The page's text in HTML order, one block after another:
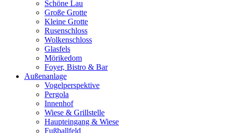
Schöne Lau
Große Grotte
Kleine Grotte
Rusenschloss
Wolkenschloss
Glasfels
Mörikedom
Foyer, Bistro & Bar
Außenanlage
Vogelperspektive
Pergola
Innenhof
Wiese & Grillstelle
Haupteingang & Wiese
Fußballfeld